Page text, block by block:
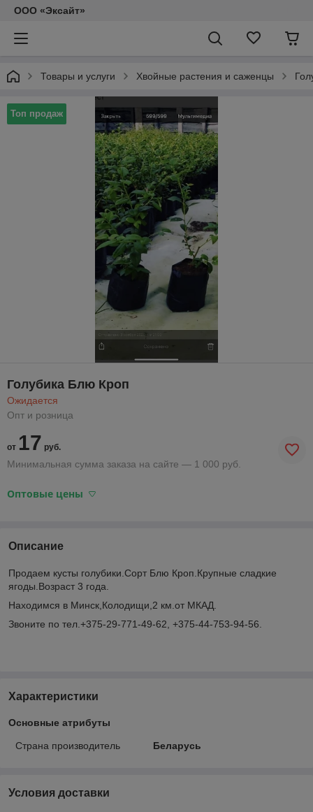
ООО «Эксайт»
Товары и услуги Хвойные растения и саженцы
Топ продаж
Голубика Блю Кроп
Ожидается
Опт и розница
от 17 руб.
Минимальная сумма заказа на сайте — 1 000 руб.
Оптовые цены
Описание
Продаем кусты голубики.Сорт Блю Кроп.Крупные сладкие
ягоды.Возраст 3 года.
Находимся в Минск,Колодищи,2 км.от МКАД.
Звоните по тел.+375-29-771-49-62, +375-44-753-94-56.
Характеристики
Основные атрибуты
Страна производитель Беларусь
Условия доставки